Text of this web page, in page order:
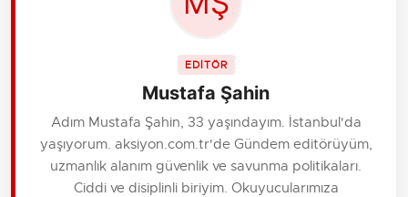
EDİTÖR
Mustafa Şahin
Adım Mustafa Şahin, 33 yaşındayım. İstanbul'da
yaşıyorum. aksiyon.com.tr'de Gündem editörüyüm,
uzmanlık alanım güvenlik ve savunma politikaları.
Ciddi ve disiplinli biriyim. Okuyucularımıza